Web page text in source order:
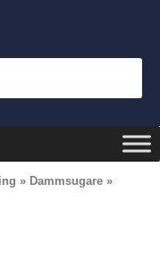
» Dammsugare »